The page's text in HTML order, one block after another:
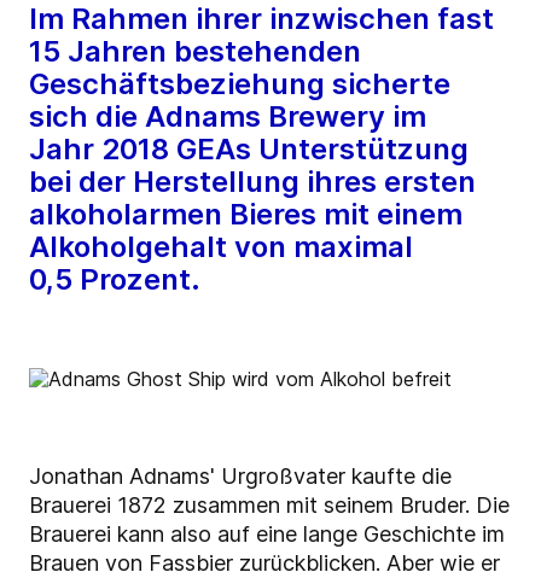
Im Rahmen ihrer inzwischen fast
15 Jahren bestehenden
Geschäftsbeziehung sicherte
sich die Adnams Brewery im
Jahr 2018 GEAs Unterstützung
bei der Herstellung ihres ersten
alkoholarmen Bieres mit einem
Alkoholgehalt von maximal
0,5 Prozent.
Jonathan Adnams' Urgroßvater kaufte die
Brauerei 1872 zusammen mit seinem Bruder. Die
Brauerei kann also auf eine lange Geschichte im
Brauen von Fassbier zurückblicken. Aber wie er